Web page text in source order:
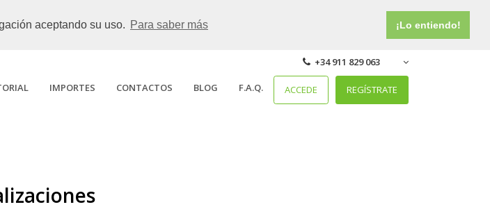
aceptando su uso. Para saber más ¡Lo entiendo!
+34 911 829 063
IMPORTES CONTACTOS BLOG F.A.Q. ACCEDE REGÍSTRATE